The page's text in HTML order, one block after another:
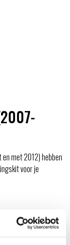
met 2012) hebben
voor je